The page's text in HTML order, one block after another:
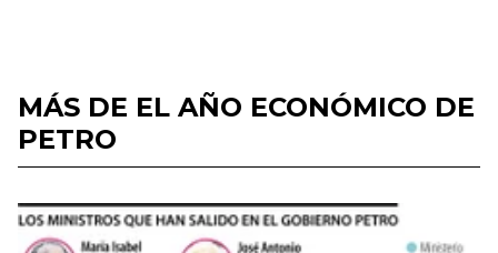
MÁS DE EL AÑO ECONÓMICO DE
PETRO